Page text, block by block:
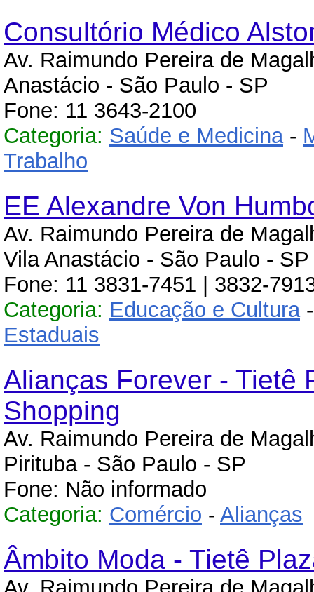
Consultório Médico
Av. Raimundo Pereira de
Anastácio - São Paulo - SP
Fone: 11 3643-2100
Categoria: Saúde e Medicina-
Trabalho
EE Alexandre Von
Av. Raimundo Pereira de
Vila Anastácio - São Paulo - SP
Fone: 11 3831-7451 | 3832-
Categoria: Educação e Cultura
Estaduais
Alianças Forever - Tietê
Shopping
Av. Raimundo Pereira de
Pirituba - São Paulo - SP
Fone: Não informado
Categoria: Comércio - Alianças
Âmbito Moda - Tietê